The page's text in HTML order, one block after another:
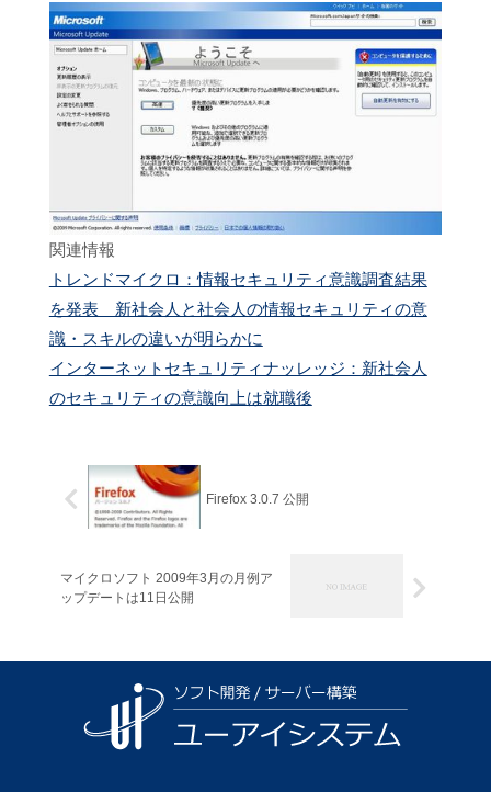
関連情報
トレンドマイクロ：情報セキュリティ意識調査結果
を発表 新社会人と社会人の情報セキュリティの意
識・スキルの違いが明らかに
インターネットセキュリティナッレッジ：新社会人
のセキュリティの意識向上は就職後
Firefox 3.0.7 公開
マイクロソフト 2009年3月の月例ア
ップデートは11日公開